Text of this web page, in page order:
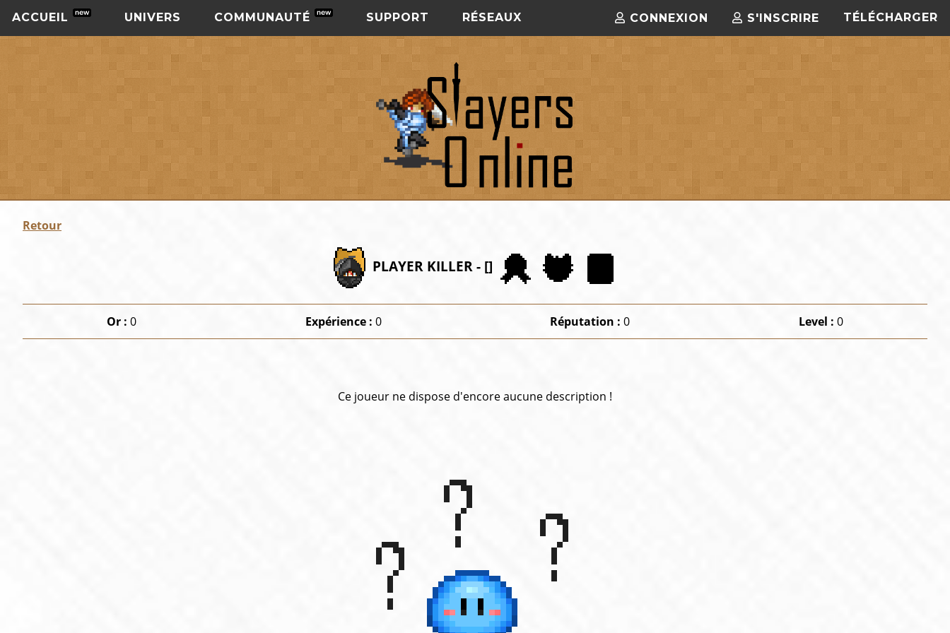
ACCUEIL UNIVERS COMMUNAUTÉ SUPPORT RÉSEAUX TÉLÉCHARGER
S'INSCRIRE
CONNEXION
Retour
PLAYER KILLER - []
Or :0 Expérience : 0 Réputation :0 Level : 0
Ce joueur ne dispose d'encore aucune description !